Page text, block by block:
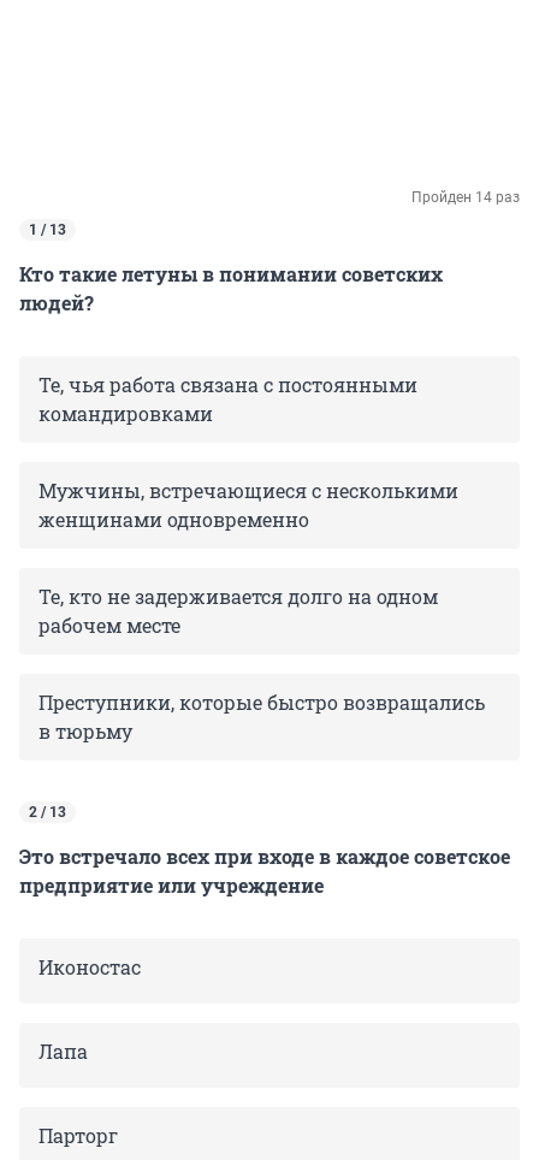
Пройден 14 раз
1 / 13
Кто такие летуны в понимании советских
людей?
Те, чья работа связана с постоянными
командировками
Мужчины, встречающиеся с несколькими
женщинами одновременно
Те, кто не задерживается долго на одном
рабочем месте
Преступники, которые быстро возвращались
в тюрьму
2 / 13
Это встречало всех при входе в каждое советское
предприятие или учреждение
Иконостас
Лапа
Парторг